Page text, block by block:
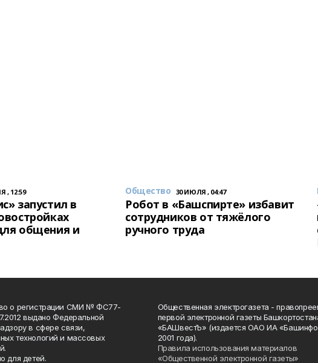
, 12:59
запустил в
общения и
Общество 30 ИЮЛЯ , 04:47
Робот в «Башспирте» избавит
сотрудников от тяжёлого
ручного труда
о регистрации СМИ № ФС77-
выдано Федеральной
в сфере связи,
технологий и массовых
для детей.
Общественная электрогазета -
первой электронной газеты
«БАШвестЪ» (издается ОАО ИА
2001 года).
Правила использования материалов
«Общественной электронной газеты»